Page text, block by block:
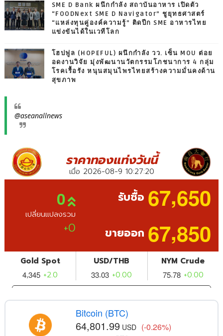
SME D Bank ผนึกกำลัง สถาบันอาหาร เปิดตัว
“FOODNext SME D Navigator” ชูยุทธศาสตร์
“แหล่งทุนคู่องค์ความรู้” ติดปีก SME อาหารไทย
แข่งขันได้ในเวทีโลก
โฮปฟูล (HOPEFUL) ผนึกกำลัง วว. เซ็น MOU ต่อย
อดงานวิจัย มุ่งพัฒนานวัตกรรมโภชนาการ 4 กลุ่ม
โรคเรื้อรัง หนุนสมุนไพรไทยสร้างความมั่นคงด้าน
สุขภาพ
@aseanallnews
Bitcoin (BTC)
64,801.99 USD (-0.26%)